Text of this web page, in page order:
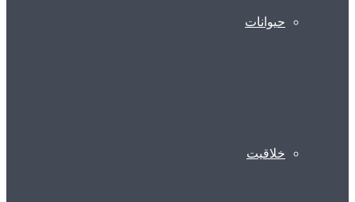
حیوانات
خلاقیت